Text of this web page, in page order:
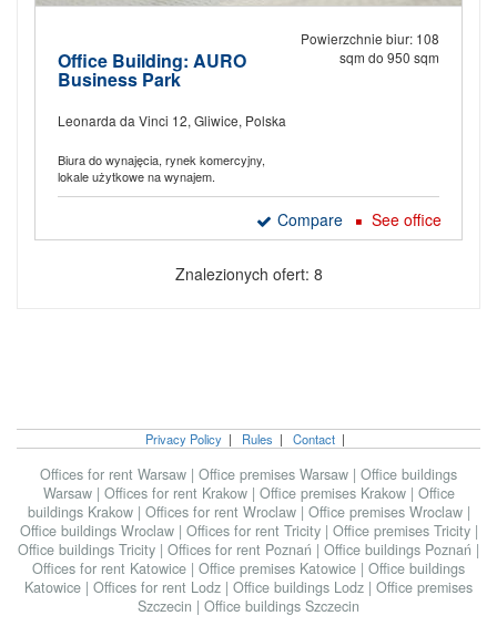
Office Building: AURO
Business Park
Leonarda da Vinci 12, Gliwice, Polska
Biura do wynajęcia, rynek komercyjny,
lokale użytkowe na wynajem.
Powierzchnie biur: 108
sqm do 950 sqm
Compare See office
Znalezionych ofert: 8
Privacy Policy | Rules | Contact |
Offices for rent Warsaw | Office premises Warsaw | Office buildings
Warsaw | Offices for rent Krakow | Office premises Krakow | Office
buildings Krakow | Offices for rent Wroclaw | Office premises Wroclaw |
Office buildings Wroclaw | Offices for rent Tricity | Office premises Tricity |
Office buildings Tricity | Offices for rent Poznań | Office buildings Poznań |
Offices for rent Katowice | Office premises Katowice | Office buildings
Katowice | Offices for rent Lodz | Office buildings Lodz | Office premises
Szczecin | Office buildings Szczecin